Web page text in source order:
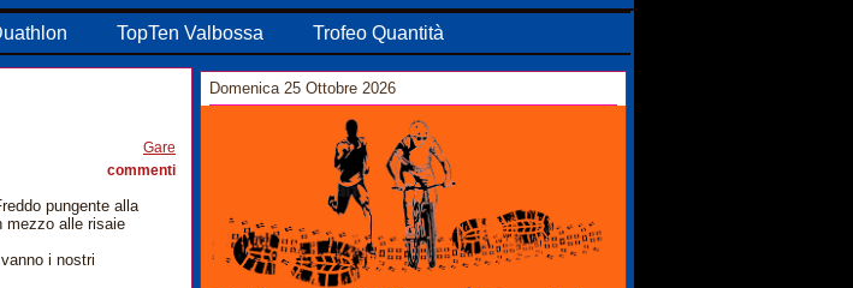
TopTen Valbossa Trofeo Quantità
Gare
commenti
pungente alla
mezzo alle risaie
i nostri
Domenica 25 Ottobre 2026